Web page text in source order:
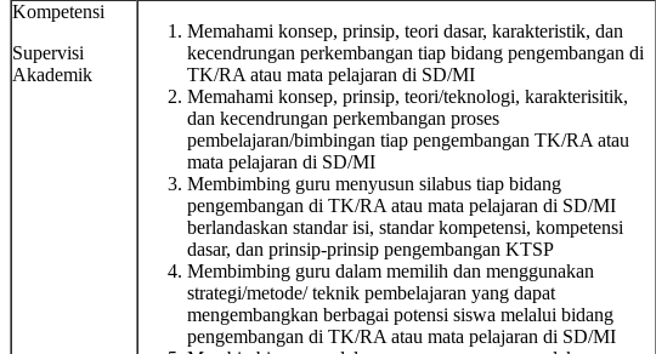
Kompetensi
Supervisi
Akademik
Memahami konsep, prinsip, teori dasar, karakteristik, dan
kecendrungan perkembangan tiap bidang pengembangan di
TK/RA atau mata pelajaran di SD/MI
Memahami konsep, prinsip, teori/teknologi, karakterisitik,
dan kecendrungan perkembangan proses
pembelajaran/bimbingan tiap pengembangan TK/RA atau
mata pelajaran di SD/MI
Membimbing guru menyusun silabus tiap bidang
pengembangan di TK/RA atau mata pelajaran di SD/MI
berlandaskan standar isi, standar kompetensi, kompetensi
dasar, dan prinsip-prinsip pengembangan KTSP
Membimbing guru dalam memilih dan menggunakan
strategi/metode/ teknik pembelajaran yang dapat
mengembangkan berbagai potensi siswa melalui bidang
pengembangan di TK/RA atau mata pelajaran di SD/MI